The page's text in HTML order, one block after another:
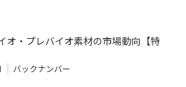
オ・プレバイオ素材の市場動向【特
バックナンバー